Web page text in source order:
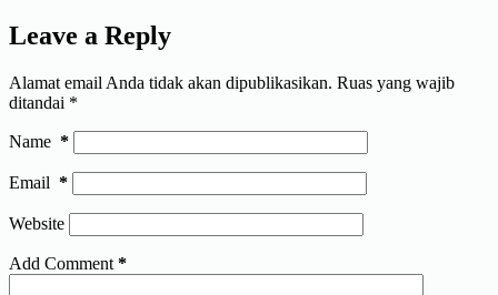
Leave a Reply
Alamat email Anda tidak akan dipublikasikan. Ruas yang wajib
ditandai *
Name *
Email *
Website
Add Comment *